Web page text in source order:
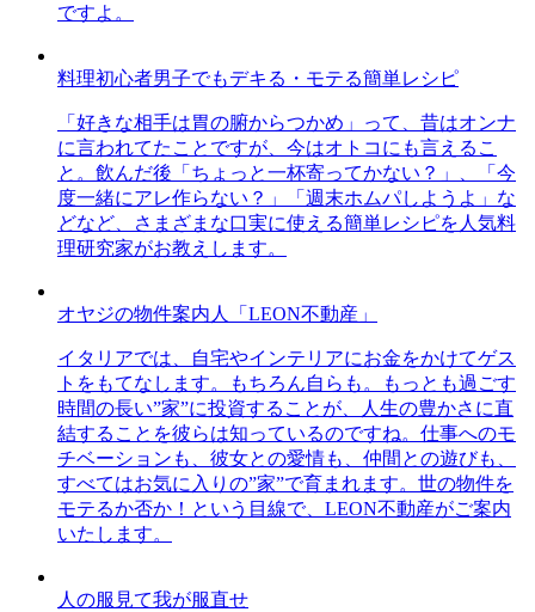
ですよ。
料理初心者男子でもデキる・モテる簡単レシピ
「好きな相手は胃の腑からつかめ」って、昔はオンナ
に言われてたことですが、今はオトコにも言えるこ
と。飲んだ後「ちょっと一杯寄ってかない？」、「今
度一緒にアレ作らない？」「週末ホムパしようよ」な
どなど、さまざまな口実に使える簡単レシピを人気料
理研究家がお教えします。
オヤジの物件案内人「LEON不動産」
イタリアでは、自宅やインテリアにお金をかけてゲス
トをもてなします。もちろん自らも。もっとも過ごす
時間の長い”家”に投資することが、人生の豊かさに直
結することを彼らは知っているのですね。仕事へのモ
チベーションも、彼女との愛情も、仲間との遊びも、
すべてはお気に入りの”家”で育まれます。世の物件を
モテるか否か！という目線で、LEON不動産がご案内
いたします。
人の服見て我が服直せ